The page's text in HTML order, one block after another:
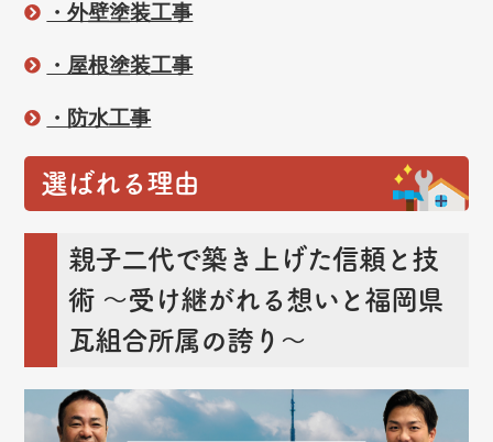
・外壁塗装工事
・屋根塗装工事
・防水工事
選ばれる理由
親子二代で築き上げた信頼と技
術 ～受け継がれる想いと福岡県
瓦組合所属の誇り～